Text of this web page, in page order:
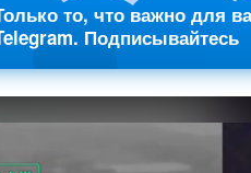
то, что важно для
Подписывайтесь